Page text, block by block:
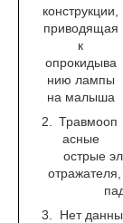
конструкции,
приводящая
к
опрокидыва
нию лампы
на малыша
Травмооп
асные
острые
Нет